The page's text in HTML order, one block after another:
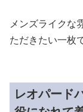
メンズライクな
ただきたい一枚
レオパード